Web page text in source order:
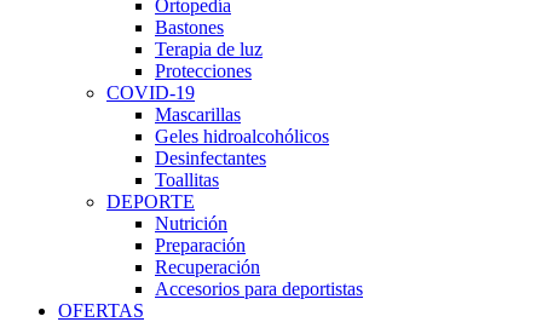
Ortopedía
Bastones
Terapia de luz
Protecciones
COVID-19
Mascarillas
Geles hidroalcohólicos
Desinfectantes
Toallitas
DEPORTE
Nutrición
Preparación
Recuperación
Accesorios para deportistas
OFERTAS